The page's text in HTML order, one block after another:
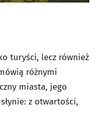
turyści, lecz również
różnymi
miasta, jego
z otwartości,